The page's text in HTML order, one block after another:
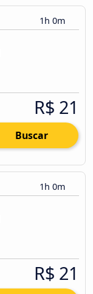
1h 0m
R$ 21
Buscar
1h 0m
R$ 21